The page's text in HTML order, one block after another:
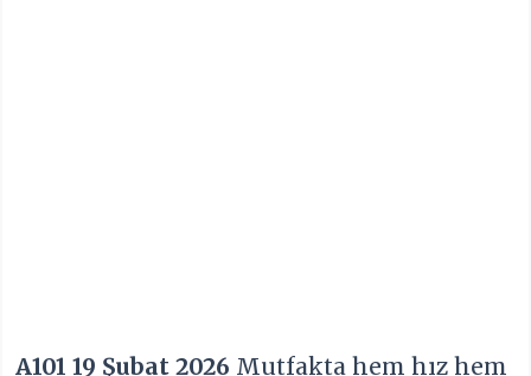
A101 19 Şubat 2026 Mutfakta hem hız hem